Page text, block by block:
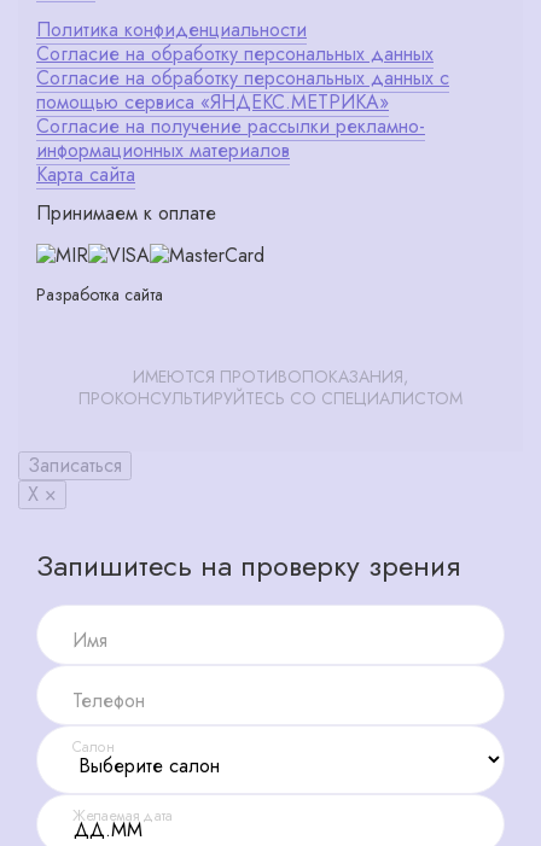
Политика конфиденциальности
Согласие на обработку персональных данных
Согласие на обработку персональных данных с
помощью сервиса «ЯНДЕКС.МЕТРИКА»
Согласие на получение рассылки рекламно-
информационных материалов
Карта сайта
Принимаем к оплате
Разработка сайта
ИМЕЮТСЯ ПРОТИВОПОКАЗАНИЯ,
ПРОКОНСУЛЬТИРУЙТЕСЬ СО СПЕЦИАЛИСТОМ
Записаться
X ×
Запишитесь на проверку зрения
Имя
Телефон
Салон
Желаемая дата